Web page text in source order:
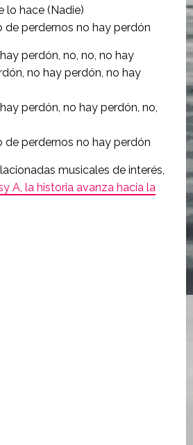
lo hace (Nadie)
de perdernos no hay perdón
perdón, no, no, no hay
no hay perdón, no hay
perdón, no hay perdón, no,
de perdernos no hay perdón
musicales de interés,
A, la historia avanza hacia la